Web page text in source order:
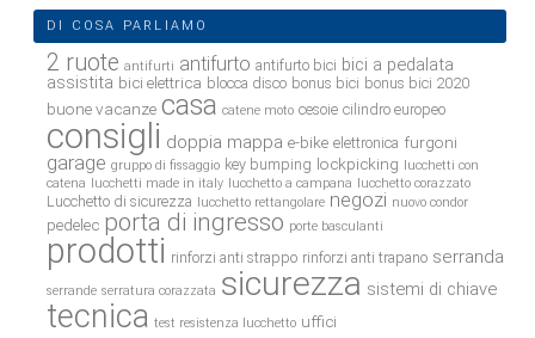
DI COSA PARLIAMO
2 ruote antifurti antifurto antifurto bici bici a pedalata
assistita bici elettrica blocca disco bonus bici bonus bici 2020
buone vacanze casa catene moto cesoie cilindro europeo
consigli doppia mappa e-bike elettronica furgoni
garage gruppo di fissaggio key bumping lockpicking
lucchetti con
catena
lucchetti made in italy lucchetto a campana lucchetto corazzato
Lucchetto di sicurezza lucchetto rettangolare negozi nuovo condor
pedelec porta di ingresso porte basculanti
prodotti rinforzi anti strappo rinforzi anti trapano serranda
serrande serratura corazzata sicurezza sistemi di chiave
tecnica test resistenza lucchetto uffici